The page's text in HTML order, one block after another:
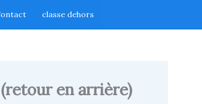
classe dehors
en arrière)